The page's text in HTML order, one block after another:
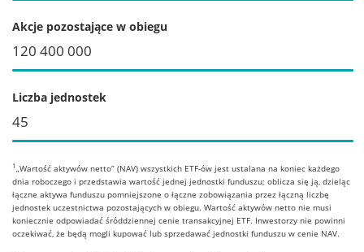
Akcje pozostające w obiegu
120 400 000
Liczba jednostek
45
1 „Wartość aktywów netto” (NAV) wszystkich ETF-ów jest ustalana na koniec każdego
dnia roboczego i przedstawia wartość jednej jednostki funduszu; oblicza się ją, dzieląc
łączne aktywa funduszu pomniejszone o łączne zobowiązania przez łączną liczbę
jednostek uczestnictwa pozostających w obiegu. Wartość aktywów netto nie musi
koniecznie odpowiadać śróddziennej cenie transakcyjnej ETF. Inwestorzy nie powinni
oczekiwać, że będą mogli kupować lub sprzedawać jednostki funduszu w cenie NAV.